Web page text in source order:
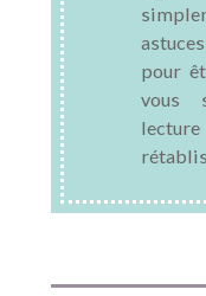
pour
vous